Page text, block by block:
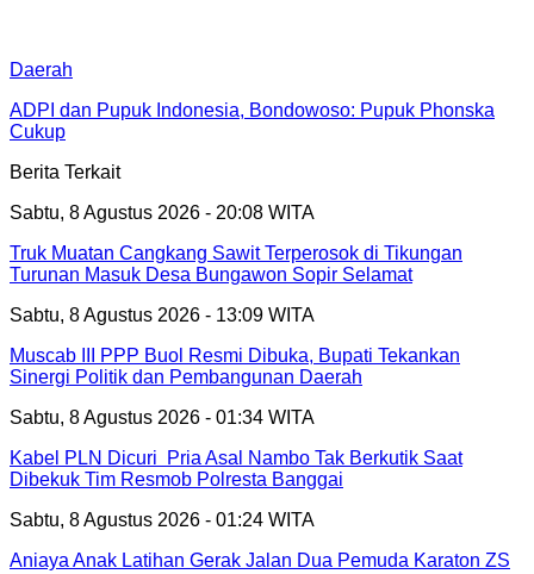
Daerah
ADPI dan Pupuk Indonesia, Bondowoso: Pupuk Phonska
Cukup
Berita Terkait
Sabtu, 8 Agustus 2026 - 20:08 WITA
Truk Muatan Cangkang Sawit Terperosok di Tikungan
Turunan Masuk Desa Bungawon Sopir Selamat
Sabtu, 8 Agustus 2026 - 13:09 WITA
Muscab III PPP Buol Resmi Dibuka, Bupati Tekankan
Sinergi Politik dan Pembangunan Daerah
Sabtu, 8 Agustus 2026 - 01:34 WITA
Kabel PLN Dicuri Pria Asal Nambo Tak Berkutik Saat
Dibekuk Tim Resmob Polresta Banggai
Sabtu, 8 Agustus 2026 - 01:24 WITA
Aniaya Anak Latihan Gerak Jalan Dua Pemuda Karaton ZS